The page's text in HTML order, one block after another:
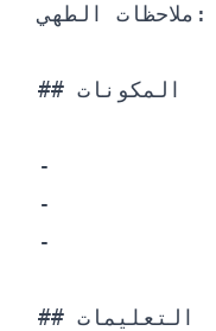
ملاحظات الطهي:
## المكونات
-
-
-
## التعليمات